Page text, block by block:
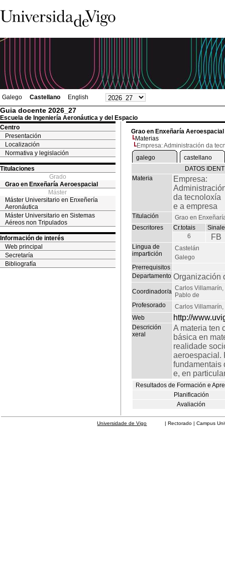
Galego Castellano English
Guia docente 2026_27
Escuela de Ingeniería Aeronáutica y del Espacio
Centro
Presentación
Localización
Normativa y legislación
Titulaciones
Grado
Grao en Enxeñaría Aeroespacial
Máster
Máster Universitario en Enxeñería
Aeronáutica
Máster Universitario en Sistemas
Aéreos non Tripulados
Información de interés
Web principal
Secretaría
Bibliografía
Grao en Enxeñaría Aeroespacial
Materias
Empresa: Administración da
galego
castellano
DATOS
Materia
Empresa:
da tecnoloxía
e a empresa
Titulación
Grao en
Descritores
Cr.totais
Sinale
6
FB
Lingua de
impartición
Castelán
Galego
Prerrequisitos
Departamento Organización
Coordinador/a Carlos Villamarín,
Pablo de
Profesorado
Carlos Villamarín,
Web
http://
Descrición
xeral
A materia ten
básica en
realidade
aeroespacial.
fundamentais
e, en
Resultados de Formación e
Planificación
Avaliación
Universidade de Vigo | Rectorado | Campus